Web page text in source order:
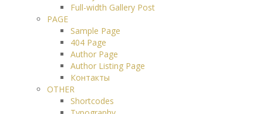
Full-width Gallery Post
PAGE
Sample Page
404 Page
Author Page
Author Listing Page
Контакты
OTHER
Shortcodes